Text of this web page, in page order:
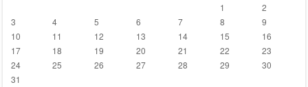
1
2
3
4 5 6 7 8
9
10
11 12 13 14 15
16
17
18 19 20 21 22
23
24
25 26 27 28 29
30
31